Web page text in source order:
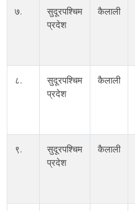
७.
सुदूरपश्चिम
प्रदेश
कैलाली
८.
सुदूरपश्चिम
प्रदेश
कैलाली
९.
सुदूरपश्चिम
प्रदेश
कैलाली